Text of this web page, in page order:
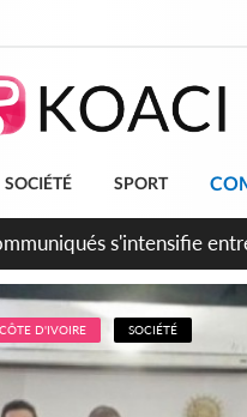
SOCIÉTÉ SPORT
plaide pour un
CÔTE D'IVOIRE SOCIÉTÉ